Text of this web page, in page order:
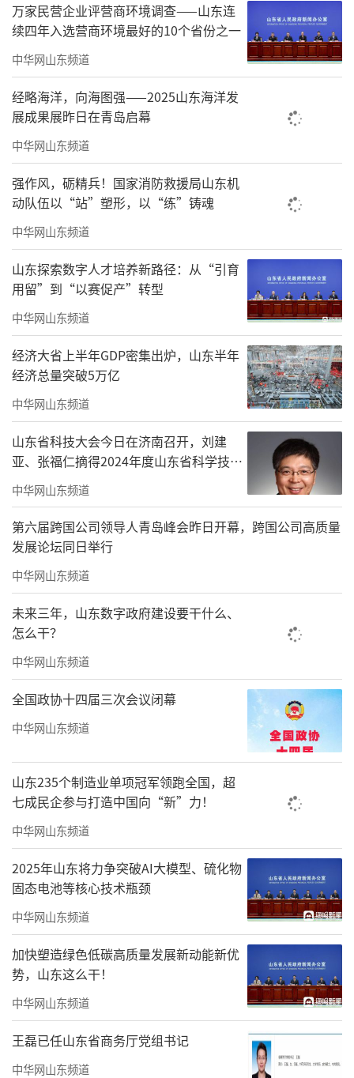
万家民营企业评营商环境调查——山东连
续四年入选营商环境最好的10个省份之一
中华网山东频道
经略海洋，向海图强——2025山东海洋发
展成果展昨日在青岛启幕
中华网山东频道
强作风，砺精兵！国家消防救援局山东机
动队伍以“站”塑形，以“练”铸魂
中华网山东频道
山东探索数字人才培养新路径：从“引育
用留”到“以赛促产”转型
中华网山东频道
经济大省上半年GDP密集出炉，山东半年
经济总量突破5万亿
中华网山东频道
山东省科技大会今日在济南召开，刘建
亚、张福仁摘得2024年度山东省科学技术
奖最高奖！
中华网山东频道
第六届跨国公司领导人青岛峰会昨日开幕，跨国公司高质量
发展论坛同日举行
中华网山东频道
未来三年，山东数字政府建设要干什么、
怎么干？
中华网山东频道
全国政协十四届三次会议闭幕
中华网山东频道
山东235个制造业单项冠军领跑全国，超
七成民企参与打造中国向“新”力！
中华网山东频道
2025年山东将力争突破AI大模型、硫化物
固态电池等核心技术瓶颈
中华网山东频道
加快塑造绿色低碳高质量发展新动能新优
势，山东这么干！
中华网山东频道
王磊已任山东省商务厅党组书记
中华网山东频道